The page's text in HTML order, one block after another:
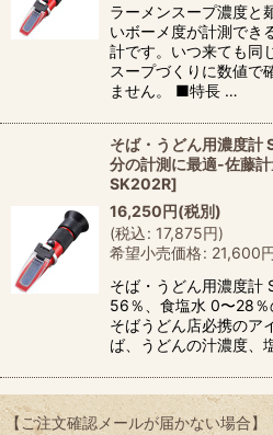
ラーメンスープ濃度と
いボーメ度が計測でき
計です。いつ来ても同
スープづくりに数値で
ません。 ■特長 …
そば・うどん用濃度計
分の計測に最適-佐藤
SK202R]
16,250円(税別)
(税込: 17,875円)
希望小売価格: 21,600
そば・うどん用濃度計
56％、食塩水 0〜28％
そばうどん店必携のア
ば、うどんの汁濃度、
【ご注文確認メールが届かない場合】